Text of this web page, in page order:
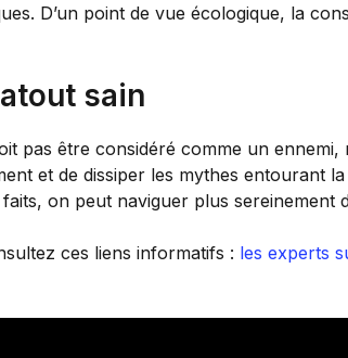
D’un point de vue écologique, la
sain
pas être considéré comme un
et de dissiper les mythes entourant
on peut naviguer plus sereinement
ces liens informatifs : les experts